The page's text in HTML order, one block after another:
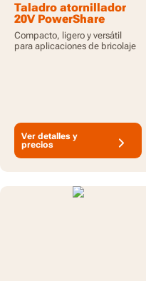
Taladro atornillador
20V PowerShare
30Nm, baterías
incluidas
Compacto, ligero y versátil
para aplicaciones de bricolaje
Ver detalles y
precios